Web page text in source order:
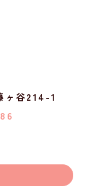
ヶ谷214-1